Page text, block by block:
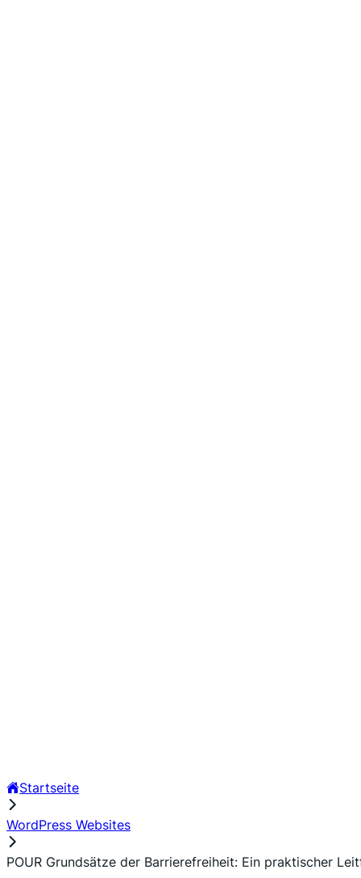
Startseite
WordPress Websites
POUR Grundsätze der Barrierefreiheit: Ein praktischer